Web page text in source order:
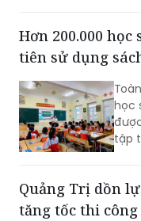
Hơn 200.000
tiên sử dụng
học
tập
Quảng Trị dồn
tăng tốc thi